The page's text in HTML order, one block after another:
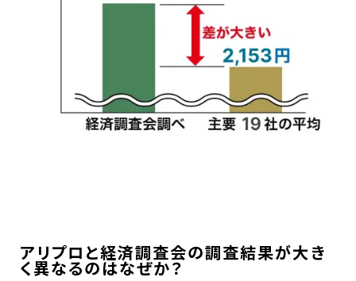
アリプロと経済調査会の調査結果が大き
く異なるのはなぜか？